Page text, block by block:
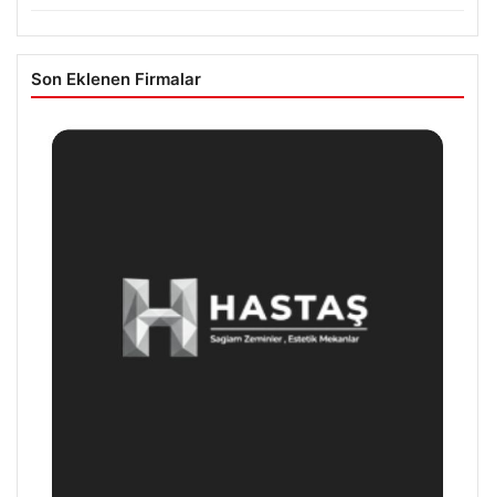
Son Eklenen Firmalar